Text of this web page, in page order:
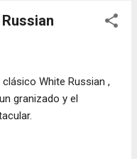
White Russian ,
granizado y el